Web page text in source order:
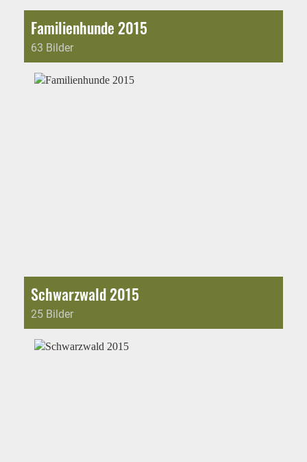
Familienhunde 2015
63 Bilder
Schwarzwald 2015
25 Bilder